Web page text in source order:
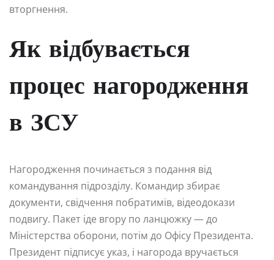
вторгнення.
Як відбувається
процес нагородження
в ЗСУ
Нагородження починається з подання від
командування підрозділу. Командир збирає
документи, свідчення побратимів, відеодокази
подвигу. Пакет іде вгору по ланцюжку — до
Міністерства оборони, потім до Офісу Президента.
Президент підписує указ, і нагорода вручається